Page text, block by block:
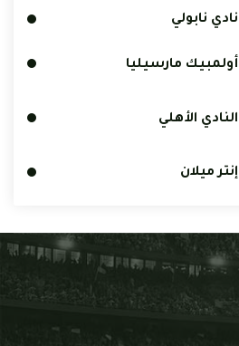
نادي نابولي
أولمبيك مارسيليا
النادي الأهلي
إنتر ميلان